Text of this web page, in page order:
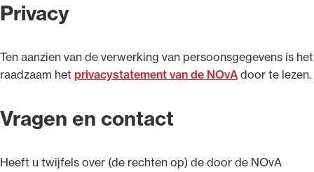
Privacy
Ten aanzien van de verwerking van persoonsgegevens is het
raadzaam het privacystatement van de NOvA door te lezen.
Vragen en contact
Heeft u twijfels over (de rechten op) de door de NOvA